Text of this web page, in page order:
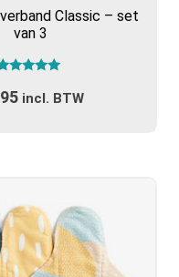
heeft
meerdere
variaties.
optie
de
productpagina
Classic – set
van 3
5.00
uit 5
incl. BTW